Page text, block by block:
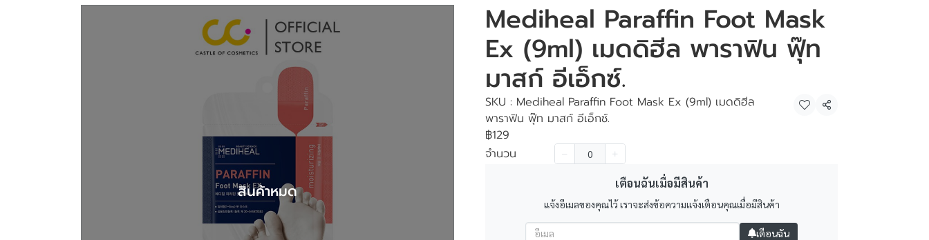
สินค้าหมด
Mediheal Paraffin Foot Mask
Ex (9ml) เมดดิฮีล พาราฟิน ฟุ๊ท
มาสก์ อีเอ็กซ์.
SKU : Mediheal Paraffin Foot Mask Ex (9ml) เมดดิฮีล
พาราฟิน ฟุ๊ท มาสก์ อีเอ็กซ์.
แชร์
฿129
จำนวน
เตือนฉันเมื่อมีสินค้า
แจ้งอีเมลของคุณไว้ เราจะส่งข้อความแจ้งเตือนคุณเมื่อมีสินค้า
เตือนฉัน